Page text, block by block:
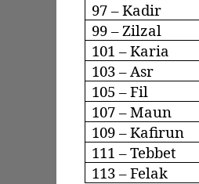
97 – Kadir
99 –Zilzal
101 – Karia
103 –Asr
105 – Fil
107 – Maun
109 –Kafirun
111 –Tebbet
113 –Felak